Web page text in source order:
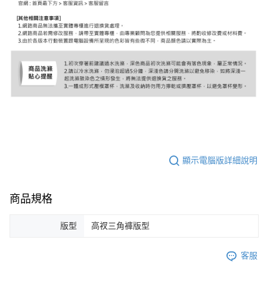
顯示電腦版詳細說明
商品規格
版型 高衩三角褲版型
客服